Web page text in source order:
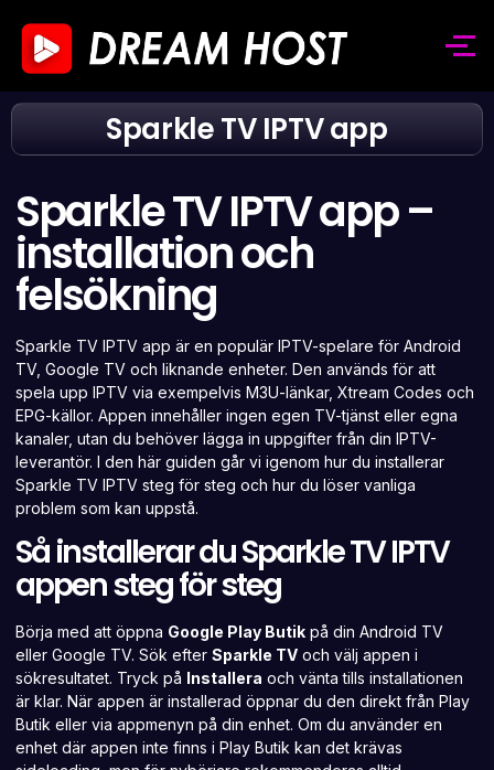
Sparkle TV IPTV app
Sparkle TV IPTV app –
installation och
felsökning
Sparkle TV IPTV app är en populär IPTV-spelare för Android
TV, Google TV och liknande enheter. Den används för att
spela upp IPTV via exempelvis M3U-länkar, Xtream Codes och
EPG-källor. Appen innehåller ingen egen TV-tjänst eller egna
kanaler, utan du behöver lägga in uppgifter från din IPTV-
leverantör. I den här guiden går vi igenom hur du installerar
Sparkle TV IPTV steg för steg och hur du löser vanliga
problem som kan uppstå.
Så installerar du Sparkle TV IPTV
appen steg för steg
Börja med att öppna Google Play Butik på din Android TV
eller Google TV. Sök efter Sparkle TV och välj appen i
sökresultatet. Tryck på Installera och vänta tills installationen
är klar. När appen är installerad öppnar du den direkt från Play
Butik eller via appmenyn på din enhet. Om du använder en
enhet där appen inte finns i Play Butik kan det krävas